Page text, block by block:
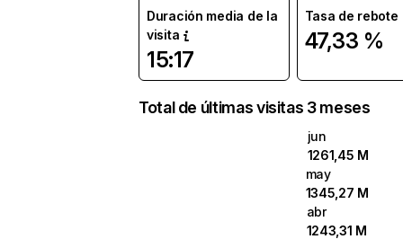
Duración media de la
visita
15:17
Tasa de rebote
47,33 %
Total de últimas visitas 3 meses
jun
1261,45 M
may
1345,27 M
abr
1243,31 M